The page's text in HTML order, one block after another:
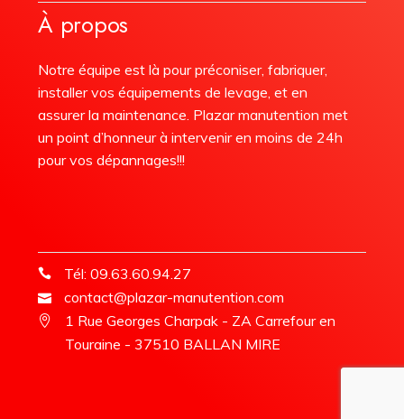
À propos
Notre équipe est là pour préconiser, fabriquer,
installer vos équipements de levage, et en
assurer la maintenance. Plazar manutention met
un point d’honneur à intervenir en moins de 24h
pour vos dépannages!!!
Tél: 09.63.60.94.27
contact@plazar-manutention.com
1 Rue Georges Charpak - ZA Carrefour en
Touraine - 37510 BALLAN MIRE